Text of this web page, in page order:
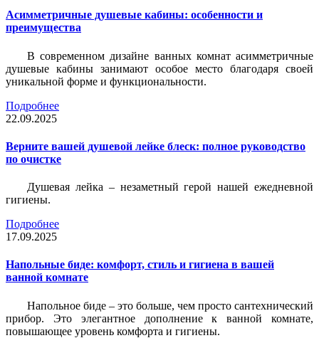
Асимметричные душевые кабины: особенности и
преимущества
В современном дизайне ванных комнат асимметричные
душевые кабины занимают особое место благодаря своей
уникальной форме и функциональности.
Подробнее
22.09.2025
Верните вашей душевой лейке блеск: полное руководство
по очистке
Душевая лейка – незаметный герой нашей ежедневной
гигиены.
Подробнее
17.09.2025
Напольные биде: комфорт, стиль и гигиена в вашей
ванной комнате
Напольное биде – это больше, чем просто сантехнический
прибор. Это элегантное дополнение к ванной комнате,
повышающее уровень комфорта и гигиены.